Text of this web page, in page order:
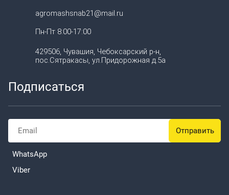
agromashsnab21@mail.ru
Пн-Пт 8:00-17:00
429506, Чувашия, Чебоксарский р-н,
пос.Сятракасы, ул.Придорожная д.5а
Подписаться
WhatsApp
Viber